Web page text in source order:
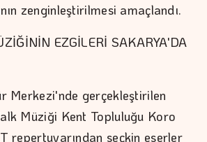
zenginleştirilmesi amaçlandı.
EZGİLERİ SAKARYA'DA
Merkezi'nde gerçekleştirilen
Müziği Kent Topluluğu Koro
repertuvarından seçkin eserler